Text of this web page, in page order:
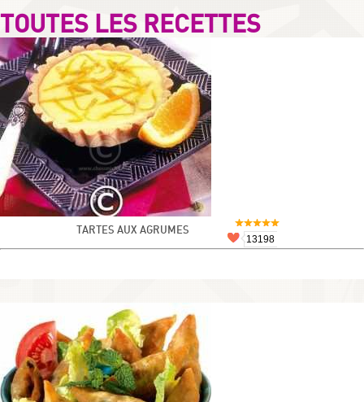
TOUTES LES RECETTES
TARTES AUX AGRUMES
13198